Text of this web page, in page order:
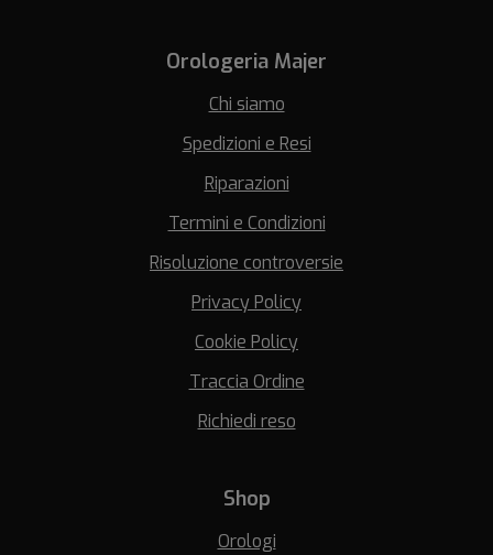
Orologeria Majer
Chi siamo
Spedizioni e Resi
Riparazioni
Termini e Condizioni
Risoluzione controversie
Privacy Policy
Cookie Policy
Traccia Ordine
Richiedi reso
Shop
Orologi